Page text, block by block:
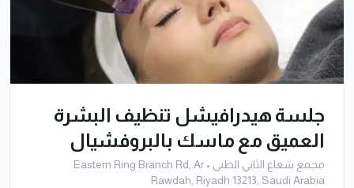
جلسة هيدرافيشل تنظيف البشرة
العميق مع ماسك بالبروفشيال
مجمع شعاع الثاني الطبي •
Eastern Ring Branch Rd, Ar
Rawdah, Riyadh 13213, Saudi Arabia